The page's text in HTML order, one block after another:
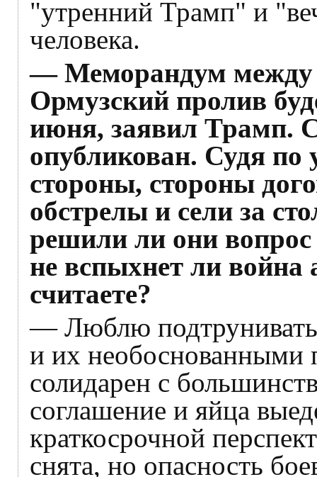
"утренний Трамп" и
человека.
— Меморандум
Ормузский пролив
июня, заявил Трамп.
опубликован. Судя по
стороны, стороны
обстрелы и сели за
решили ли они
не вспыхнет ли война
считаете?
— Люблю подтрунивать
и их необоснованными
солидарен с
соглашение и яйца
краткосрочной
снята, но опасность